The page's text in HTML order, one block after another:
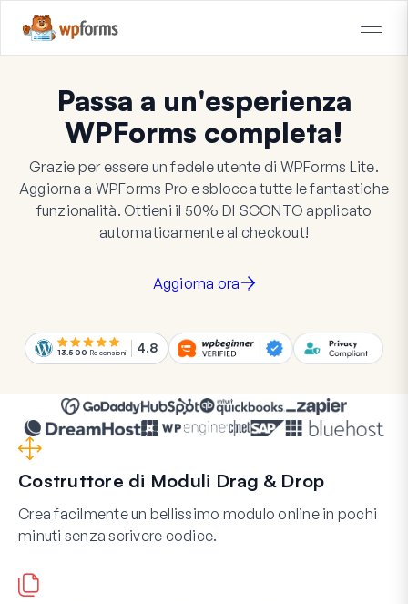
Passa a un'esperienza
WPForms completa!
Grazie per essere un fedele utente di WPForms Lite.
Aggiorna a WPForms Pro e sblocca tutte le fantastiche
funzionalità. Ottieni il 50% DI SCONTO applicato
automaticamente al checkout!
Aggiorna ora
13.500 Recensioni 4.8
Costruttore di Moduli Drag & Drop
Crea facilmente un bellissimo modulo online in pochi
minuti senza scrivere codice.